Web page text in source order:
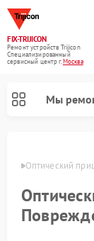
FIX-TRIJICON
Ремонт устройств Trijicon
Специализированный
cервисный центр г.Москва
Мы
Оптический